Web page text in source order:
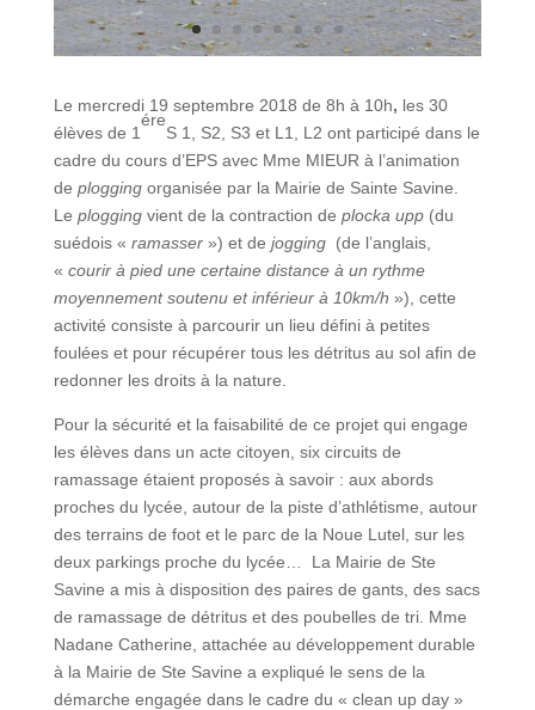
Le mercredi 19 septembre 2018 de 8h à 10h, les 30
élèves de 1
ére
S 1, S2, S3 et L1, L2 ont participé dans le
cadre du cours d’EPS avec Mme MIEUR à l’animation
de plogging organisée par la Mairie de Sainte Savine.
Le ploggingvient de la contraction de plocka upp(du
suédois « ramasser») et de jogging (de l’anglais,
« courir à pied une certaine distance à un rythme
moyennement soutenu et inférieur à 10km/h »), cette
activité consiste à parcourir un lieu défini à petites
foulées et pour récupérer tous les détritus au sol afin de
redonner les droits à la nature.
Pour la sécurité et la faisabilité de ce projet qui engage
les élèves dans un acte citoyen, six circuits de
ramassage étaient proposés à savoir : aux abords
proches du lycée, autour de la piste d’athlétisme, autour
des terrains de foot et le parc de la Noue Lutel, sur les
deux parkings proche du lycée… La Mairie de Ste
Savine a mis à disposition des paires de gants, des sacs
de ramassage de détritus et des poubelles de tri. Mme
Nadane Catherine, attachée au développement durable
à la Mairie de Ste Savine a expliqué le sens de la
démarche engagée dans le cadre du « clean up day »